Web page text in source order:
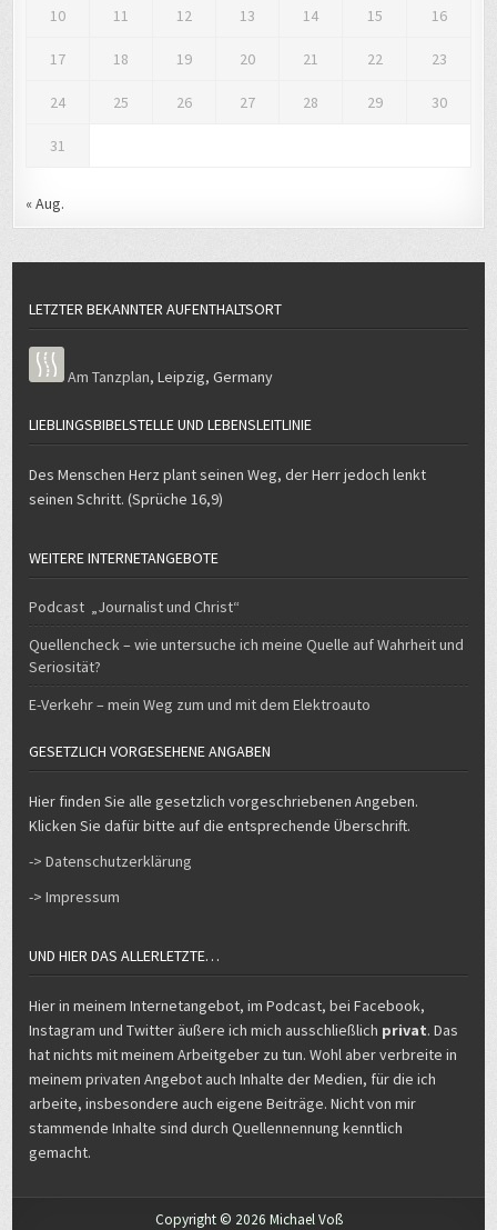
10 11 12 13 14 15 16
17 18 19 20 21 22 23
24 25 26 27 28 29 30
31
« Aug.
LETZTER BEKANNTER AUFENTHALTSORT
Am Tanzplan,Leipzig,Germany
LIEBLINGSBIBELSTELLE UND LEBENSLEITLINIE
Des Menschen Herz plant seinen Weg, der Herr jedoch lenkt
seinen Schritt. (Sprüche 16,9)
WEITERE INTERNETANGEBOTE
Podcast „Journalist und Christ“
Quellencheck – wie untersuche ich meine Quelle auf Wahrheit und
Seriosität?
E-Verkehr – mein Weg zum und mit dem Elektroauto
GESETZLICH VORGESEHENE ANGABEN
Hier finden Sie alle gesetzlich vorgeschriebenen Angeben.
Klicken Sie dafür bitte auf die entsprechende Überschrift.
-> Datenschutzerklärung
-> Impressum
UND HIER DAS ALLERLETZTE…
Hier in meinem Internetangebot, im Podcast, bei Facebook,
Instagram und Twitter äußere ich mich ausschließlich privat. Das
hat nichts mit meinem Arbeitgeber zu tun. Wohl aber verbreite in
meinem privaten Angebot auch Inhalte der Medien, für die ich
arbeite, insbesondere auch eigene Beiträge. Nicht von mir
stammende Inhalte sind durch Quellennennung kenntlich
gemacht.
Copyright © 2026 Michael Voß